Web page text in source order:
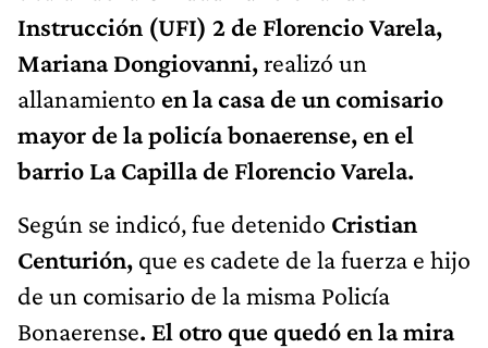
Instrucción (UFI) 2 de Florencio Varela,
Mariana Dongiovanni,realizó un
allanamiento en la casa de un comisario
mayor de la policía bonaerense, en el
barrio La Capilla de Florencio Varela.
Según se indicó, fue detenido Cristian
Centurión, que es cadete de la fuerza e hijo
de un comisario de la misma Policía
Bonaerense. El otro que quedó en la mira